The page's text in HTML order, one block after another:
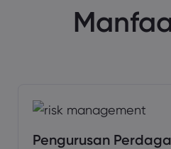
Pengurusan